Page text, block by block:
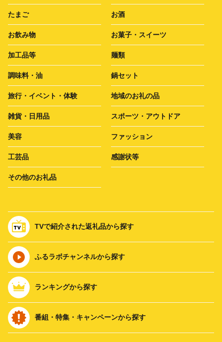
たまご お酒
お飲み物 お菓子・スイーツ
加工品等 麺類
調味料・油 鍋セット
旅行・イベント・体験 地域のお礼の品
雑貨・日用品 スポーツ・アウトドア
美容 ファッション
工芸品 感謝状等
その他のお礼品
TVで紹介された返礼品から探す
ふるラボチャンネルから探す
ランキングから探す
番組・特集・キャンペーンから探す